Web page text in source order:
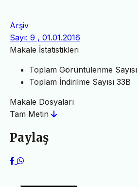
Arşiv
Sayı: 9 , 01.01.2016
Makale İstatistikleri
Toplam Görüntülenme Sayısı
Toplam İndirilme Sayısı 33B
Makale Dosyaları
Tam Metin
Paylaş